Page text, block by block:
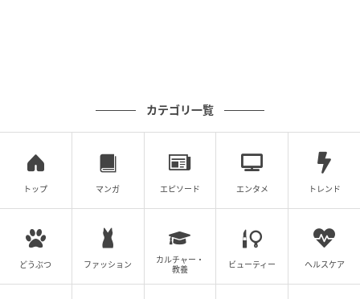
痛・関節痛・運動器傷害 血行・冷え 冷え症・疲労回
膚・美容 皮膚病・美肌効果 ※表は左右にスクロールで
きます
※出典：万座温泉公式ホームページ｜万座の温泉
泉質が強い酸性に傾いているため、極度の乾燥肌の方
や肌が敏感な方は、入浴前に各施設に確認することを
カテゴリ一覧
トップ マンガ エピソード エンタメ トレンド
どうぶつ ファッション
カルチャー・
教養
ビューティー ヘルスケア